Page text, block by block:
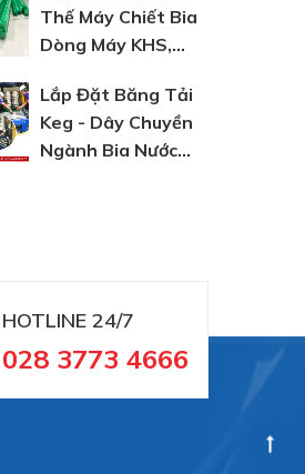
Thế Máy Chiết Bia
Dòng Máy KHS,
Lắp Đặt Băng Tải
Keg - Dây Chuyền
Ngành Bia Nước
HOTLINE 24/7
028 3773 4666